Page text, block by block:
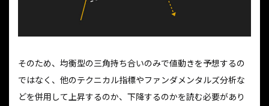
そのため、均衡型の三角持ち合いのみで値動きを予想するの
ではなく、他のテクニカル指標やファンダメンタルズ分析な
どを併用して上昇するのか、下降するのかを読む必要があり